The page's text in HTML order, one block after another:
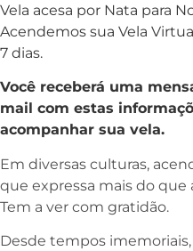
Vela acesa por Nata para
Acendemos sua Vela
7 dias.
Você receberá uma
mail com estas
acompanhar sua vela.
Em diversas culturas,
que expressa mais do que
Tem a ver com gratidão.
Desde tempos